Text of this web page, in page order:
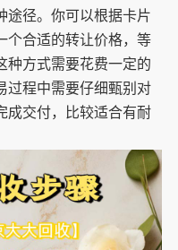
途径。你可以根据卡片
个合适的转让价格，等
种方式需要花费一定的
过程中需要仔细甄别对
成交付，比较适合有耐